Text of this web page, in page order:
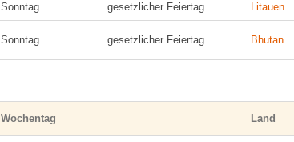
Sonntag gesetzlicher Feiertag Litauen
Sonntag gesetzlicher Feiertag Bhutan
Wochentag Land